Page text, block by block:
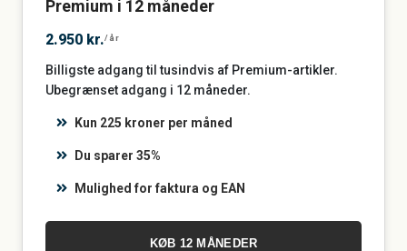
Premium i 12 måneder
2.950 kr./år
Billigste adgang til tusindvis af Premium-artikler.
Ubegrænset adgang i 12 måneder.
Kun 225 kroner per måned
Du sparer 35%
Mulighed for faktura og EAN
KØB 12 MÅNEDER